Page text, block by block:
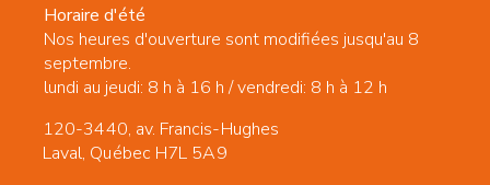
Horaire d'été
Nos heures d'ouverture sont modifiées jusqu'au 8
septembre.
lundi au jeudi: 8 h à 16 h / vendredi: 8 h à 12 h
120-3440, av. Francis-Hughes
Laval, Québec H7L 5A9